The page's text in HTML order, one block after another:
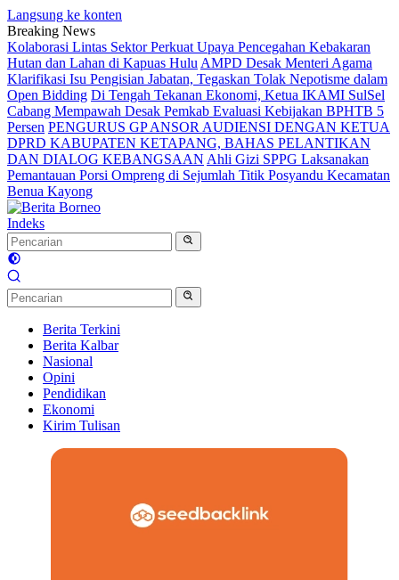
Langsung ke konten
Breaking News
Kolaborasi Lintas Sektor Perkuat Upaya Pencegahan Kebakaran
Hutan dan Lahan di Kapuas Hulu AMPD Desak Menteri Agama
Klarifikasi Isu Pengisian Jabatan, Tegaskan Tolak Nepotisme dalam
Open Bidding Di Tengah Tekanan Ekonomi, Ketua IKAMI SulSel
Cabang Mempawah Desak Pemkab Evaluasi Kebijakan BPHTB 5
Persen PENGURUS GP ANSOR AUDIENSI DENGAN KETUA
DPRD KABUPATEN KETAPANG, BAHAS PELANTIKAN
DAN DIALOG KEBANGSAAN Ahli Gizi SPPG Laksanakan
Pemantauan Porsi Ompreng di Sejumlah Titik Posyandu Kecamatan
Benua Kayong
Indeks
Berita Terkini
Berita Kalbar
Nasional
Opini
Pendidikan
Ekonomi
Kirim Tulisan